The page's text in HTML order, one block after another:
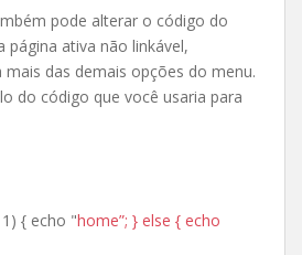
pode alterar o código do
página ativa não linkável,
mais das demais opções do menu.
do código que você usaria para
{ echo "home”; } else { echo